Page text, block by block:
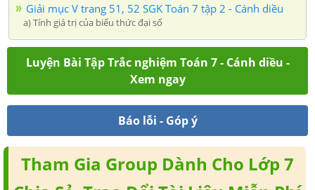
Giải mục V trang 51, 52 SGK Toán 7 tập 2 - Cánh diều
a) Tính giá trị của biểu thức đại số
Luyện Bài Tập Trắc nghiệm Toán 7 - Cánh diều -
Xem ngay
Báo lỗi - Góp ý
Tham Gia Group Dành Cho Lớp 7